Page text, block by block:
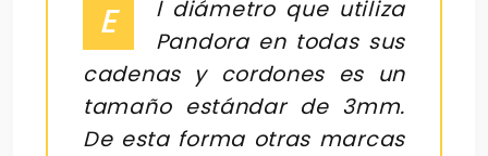
E
l diámetro que utiliza
Pandora en todas sus
cadenas y cordones es un
tamaño estándar de 3mm.
De esta forma otras marcas